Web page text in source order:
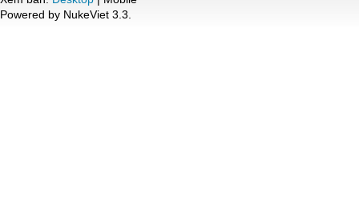
Powered by NukeViet 3.3.